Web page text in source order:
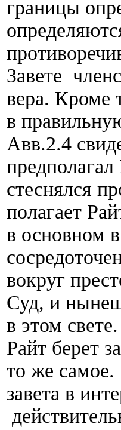
границы
Завете
вера. Кроме
в
Авв.2.4
стеснялся
полагает
в основном
вокруг
Суд, и
в этом свете.
Райт берет
то же самое.
завета в